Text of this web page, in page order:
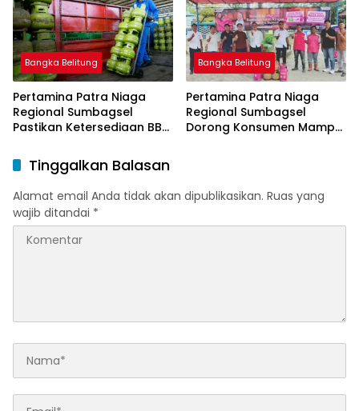
Bangka Belitung
Pertamina Patra Niaga
Regional Sumbagsel
Pastikan Ketersediaan BBM
Ramadan dan Menjelang
Idulfitri
Bangka Belitung
Pertamina Patra Niaga
Regional Sumbagsel
Dorong Konsumen Mampu
Tinggalkan Balasan
Alamat email Anda tidak akan dipublikasikan. Ruas yang
wajib ditandai *